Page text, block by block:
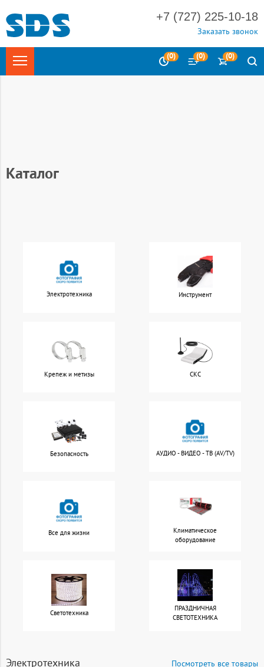
+7 (727) 225-10-18
Заказать звонок
(0) (0) (0)
Каталог
Электротехника Инструмент
Крепеж и метизы СКС
Безопасность АУДИО - ВИДЕО - ТВ (AV/TV)
Все для жизни
Климатическое
оборудование
Светотехника
ПРАЗДНИЧНАЯ
СВЕТОТЕХНИКА
Электротехника Посмотреть все товары